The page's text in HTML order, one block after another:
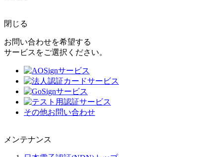
閉じる
お問い合わせを希望する
サービスをご選択ください。
その他お問い合わせ
メンテナンス